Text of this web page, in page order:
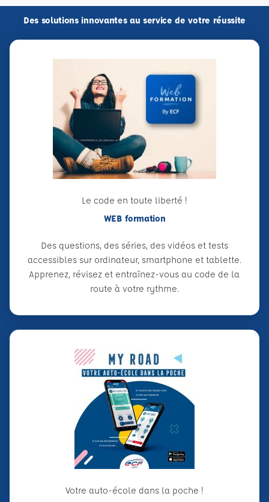
Des solutions innovantes au service de votre réussite
Le code en toute liberté !
WEB formation
Des questions, des séries, des vidéos et tests
accessibles sur ordinateur, smartphone et tablette.
Apprenez, révisez et entraînez-vous au code de la
route à votre rythme.
Votre auto-école dans la poche !